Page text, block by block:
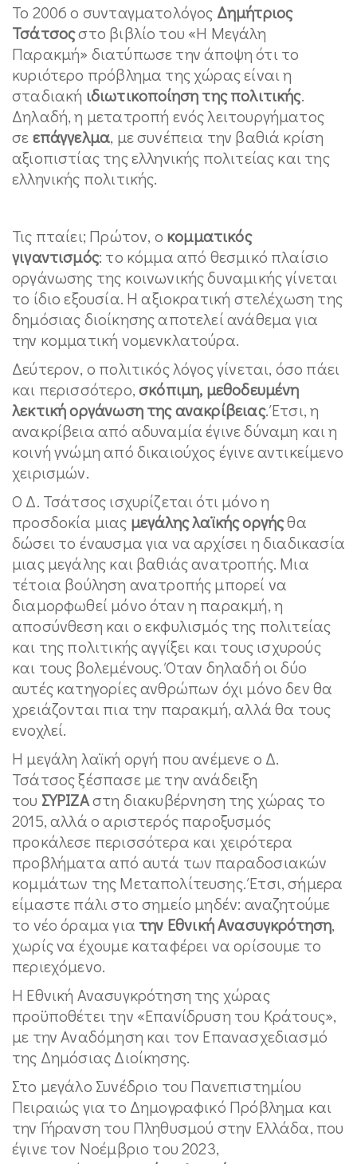
Το 2006 ο συνταγματολόγος Δημήτριος
Τσάτσοςστο βιβλίο του «Η Μεγάλη
Παρακμή» διατύπωσε την άποψη ότι το
κυριότερο πρόβλημα της χώρας είναι η
σταδιακή ιδιωτικοποίηση της πολιτικής.
Δηλαδή, η μετατροπή ενός λειτουργήματος
σεεπάγγελμα, με συνέπεια την βαθιά κρίση
αξιοπιστίας της ελληνικής πολιτείας και της
ελληνικής πολιτικής.
Τις πταίει; Πρώτον, ο κομματικός
γιγαντισμός: το κόμμα από θεσμικό πλαίσιο
οργάνωσης της κοινωνικής δυναμικής γίνεται
το ίδιο εξουσία. Η αξιοκρατική στελέχωση της
δημόσιας διοίκησης αποτελεί ανάθεμα για
την κομματική νομενκλατούρα.
Δεύτερον, ο πολιτικός λόγος γίνεται, όσο πάει
και περισσότερο,σκόπιμη, μεθοδευμένη
λεκτική οργάνωση της ανακρίβειας. Έτσι, η
ανακρίβεια από αδυναμία έγινε δύναμη και η
κοινή γνώμη από δικαιούχος έγινε αντικείμενο
χειρισμών.
Ο Δ. Τσάτσος ισχυρίζεται ότι μόνο η
προσδοκία μιας μεγάλης λαϊκής οργήςθα
δώσει το έναυσμα για να αρχίσει η διαδικασία
μιας μεγάλης και βαθιάς ανατροπής. Μια
τέτοια βούληση ανατροπής μπορεί να
διαμορφωθεί μόνο όταν η παρακμή, η
αποσύνθεση και ο εκφυλισμός της πολιτείας
και της πολιτικής αγγίξει και τους ισχυρούς
και τους βολεμένους. Όταν δηλαδή οι δύο
αυτές κατηγορίες ανθρώπων όχι μόνο δεν θα
χρειάζονται πια την παρακμή, αλλά θα τους
ενοχλεί.
Η μεγάλη λαϊκή οργή που ανέμενε ο Δ.
Τσάτσος ξέσπασε με την ανάδειξη
του ΣΥΡΙΖΑστη διακυβέρνηση της χώρας το
2015, αλλά ο αριστερός παροξυσμός
προκάλεσε περισσότερα και χειρότερα
προβλήματα από αυτά των παραδοσιακών
κομμάτων της Μεταπολίτευσης. Έτσι, σήμερα
είμαστε πάλι στο σημείο μηδέν: αναζητούμε
το νέο όραμα για την Εθνική Ανασυγκρότηση,
χωρίς να έχουμε καταφέρει να ορίσουμε το
περιεχόμενο.
Η Εθνική Ανασυγκρότηση της χώρας
προϋποθέτει την «Επανίδρυση του Κράτους»,
με την Αναδόμηση και τον Επανασχεδιασμό
της Δημόσιας Διοίκησης.
Στο μεγάλο Συνέδριο του Πανεπιστημίου
Πειραιώς για το Δημογραφικό Πρόβλημα και
την Γήρανση του Πληθυσμού στην Ελλάδα, που
έγινε τον Νοέμβριο του 2023,